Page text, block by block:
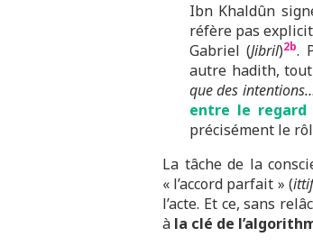
Ibn Khaldûn
réfère pas
Gabriel (Jibril)2b.
autre hadith,
que des
entre le regard
précisément le
La tâche de la
« l’accord parfait » (
l’acte. Et ce, sans
à la clé de